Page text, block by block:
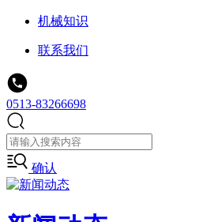
机械知识
联系我们
0513-83266698
确认